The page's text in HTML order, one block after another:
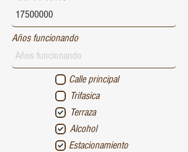
Años funcionando
Calle principal
Trifasica
Terraza
Alcohol
Estacionamiento